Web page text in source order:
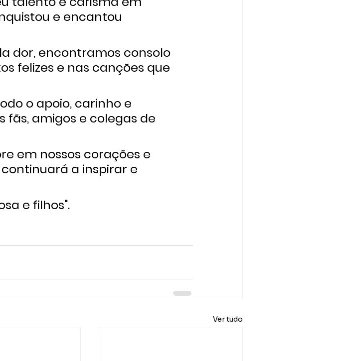
e encantou
dor, encontramos consolo
felizes e nas canções que
o apoio, carinho e
fãs, amigos e colegas de
em nossos corações e
a inspirar e
e filhos".
Ver tudo